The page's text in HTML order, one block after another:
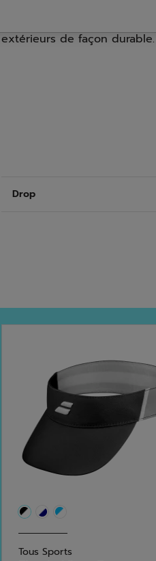
Pièces synthétiques qui
optimale dans la
extérieurs de façon durable.
Drop
Tous Sports